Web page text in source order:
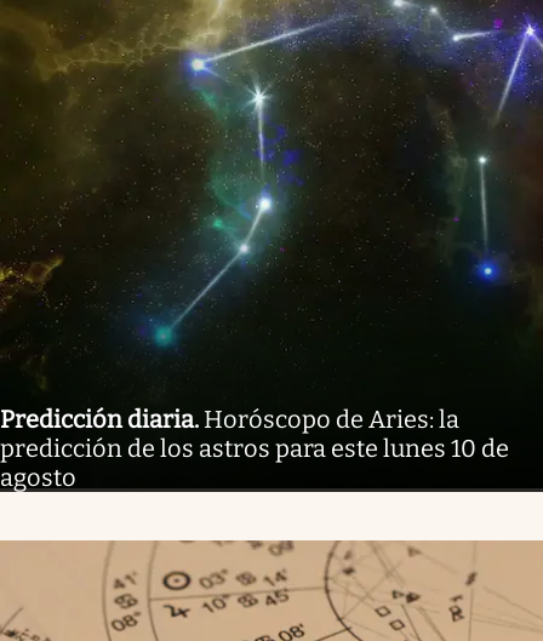
Predicción diaria. Horóscopo de Aries: la
predicción de los astros para este lunes 10 de
agosto